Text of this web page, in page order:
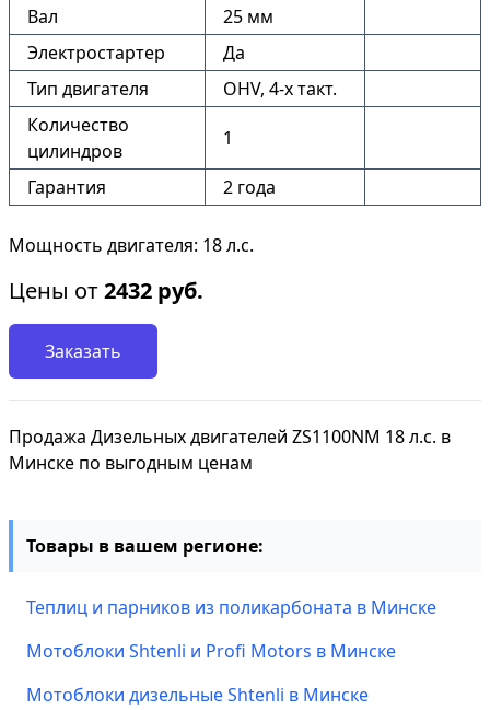
Вал
25 мм
Электростартер
Да
Тип двигателя
OHV, 4-x такт.
Количество
цилиндров
1
Гарантия 2 года
Мощность двигателя: 18 л.с.
Цены от2432 руб.
Заказать
Продажа Дизельных двигателей ZS1100NM 18 л.с. в
Минске по выгодным ценам
Товары в вашем регионе:
Теплиц и парников из поликарбоната в Минске
Мотоблоки Shtenli и Profi Motors в Минске
Мотоблоки дизельные Shtenli в Минске